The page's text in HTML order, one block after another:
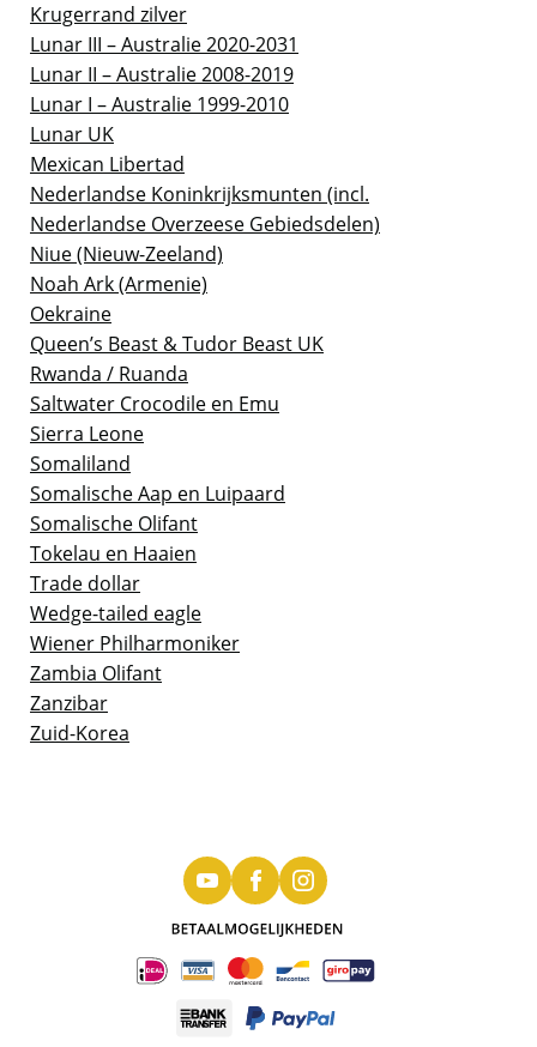
Krugerrand zilver
Lunar III – Australie 2020-2031
Lunar II – Australie 2008-2019
Lunar I – Australie 1999-2010
Lunar UK
Mexican Libertad
Nederlandse Koninkrijksmunten (incl.
Nederlandse Overzeese Gebiedsdelen)
Niue (Nieuw-Zeeland)
Noah Ark (Armenie)
Oekraine
Queen’s Beast & Tudor Beast UK
Rwanda / Ruanda
Saltwater Crocodile en Emu
Sierra Leone
Somaliland
Somalische Aap en Luipaard
Somalische Olifant
Tokelau en Haaien
Trade dollar
Wedge-tailed eagle
Wiener Philharmoniker
Zambia Olifant
Zanzibar
Zuid-Korea
Nostalgische vierkante stuiver – diverse
jaren (prijs per stuk)
In 1913 werd de nostalgische vierkante stuiver